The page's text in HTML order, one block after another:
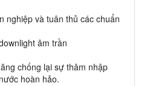
nghiệp và tuân thủ các chuẩn
âm trần
chống lại sự thâm nhập
hoàn hảo.